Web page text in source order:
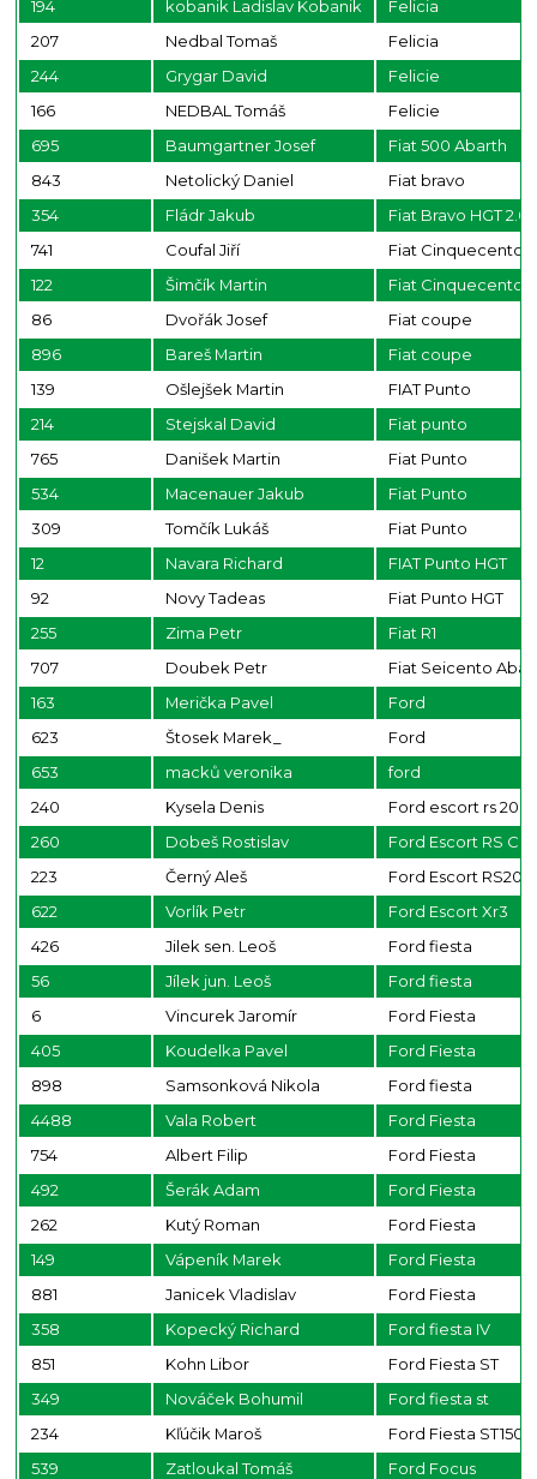
194
kobanik Ladislav Kobanik
Felicia
207
Nedbal Tomaš
Felicia
244
Grygar David
Felicie
166
NEDBAL Tomáš
Felicie
695
Baumgartner Josef
Fiat 500 Abarth
843
Netolický Daniel
Fiat bravo
354
Fládr Jakub
Fiat Bravo HGT 2.0
741
Coufal Jiří
Fiat Cinquecento
122
Šimčík Martin
Fiat Cinquecento
86
Dvořák Josef
Fiat coupe
896
Bareš Martin
Fiat coupe
139
Ošlejšek Martin
FIAT Punto
214
Stejskal David
Fiat punto
765
Danišek Martin
Fiat Punto
534
Macenauer Jakub
Fiat Punto
309
Tomčík Lukáš
Fiat Punto
12
Navara Richard
FIAT Punto HGT
92
Novy Tadeas
Fiat Punto HGT
255
Zima Petr
Fiat R1
707
Doubek Petr
Fiat Seicento
163
Merička Pavel
Ford
623
Štosek Marek_
Ford
653
macků veronika
ford
240
Kysela Denis
Ford escort rs
260
Dobeš Rostislav
Ford Escort RS
223
Černý Aleš
Ford Escort
622
Vorlík Petr
Ford Escort Xr3
426
Jilek sen. Leoš
Ford fiesta
56
Jílek jun. Leoš
Ford fiesta
6
Vincurek Jaromír
Ford Fiesta
405
Koudelka Pavel
Ford Fiesta
898
Samsonková Nikola
Ford fiesta
4488
Vala Robert
Ford Fiesta
754
Albert Filip
Ford Fiesta
492
Šerák Adam
Ford Fiesta
262
Kutý Roman
Ford Fiesta
149
Vápeník Marek
Ford Fiesta
881
Janicek Vladislav
Ford Fiesta
358
Kopecký Richard
Ford fiesta IV
851
Kohn Libor
Ford Fiesta ST
349
Nováček Bohumil
Ford fiesta st
234
Kľúčik Maroš
Ford Fiesta ST150
539
Zatloukal Tomáš
Ford Focus